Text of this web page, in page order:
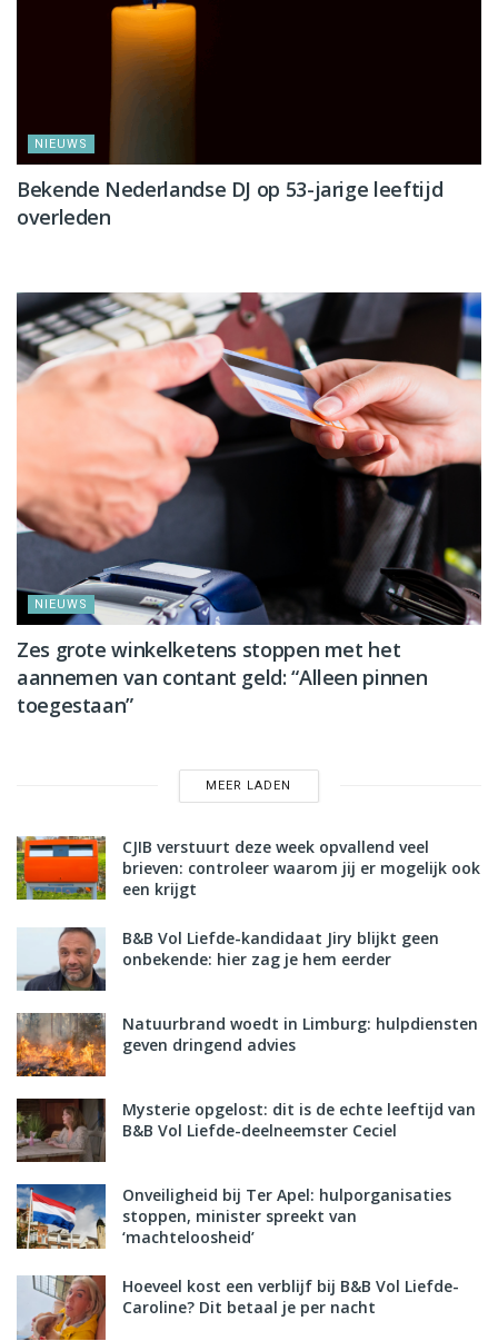
NIEUWS
Bekende Nederlandse DJ op 53-jarige leeftijd
overleden
NIEUWS
Zes grote winkelketens stoppen met het
aannemen van contant geld: “Alleen pinnen
toegestaan”
MEER LADEN
CJIB verstuurt deze week opvallend veel
brieven: controleer waarom jij er mogelijk ook
een krijgt
B&B Vol Liefde-kandidaat Jiry blijkt geen
onbekende: hier zag je hem eerder
Natuurbrand woedt in Limburg: hulpdiensten
geven dringend advies
Mysterie opgelost: dit is de echte leeftijd van
B&B Vol Liefde-deelneemster Ceciel
Onveiligheid bij Ter Apel: hulporganisaties
stoppen, minister spreekt van
‘machteloosheid’
Hoeveel kost een verblijf bij B&B Vol Liefde-
Caroline? Dit betaal je per nacht